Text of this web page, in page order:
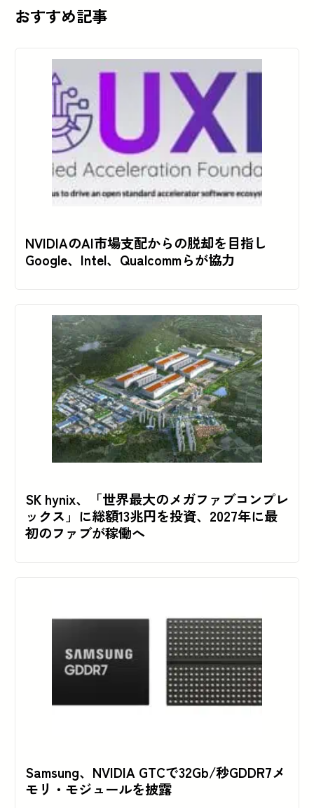
おすすめ記事
NVIDIAのAI市場支配からの脱却を目指し
Google、Intel、Qualcommらが協力
SK hynix、「世界最大のメガファブコンプレ
ックス」に総額13兆円を投資、2027年に最
初のファブが稼働へ
Samsung、NVIDIA GTCで32Gb/秒GDDR7メ
モリ・モジュールを披露